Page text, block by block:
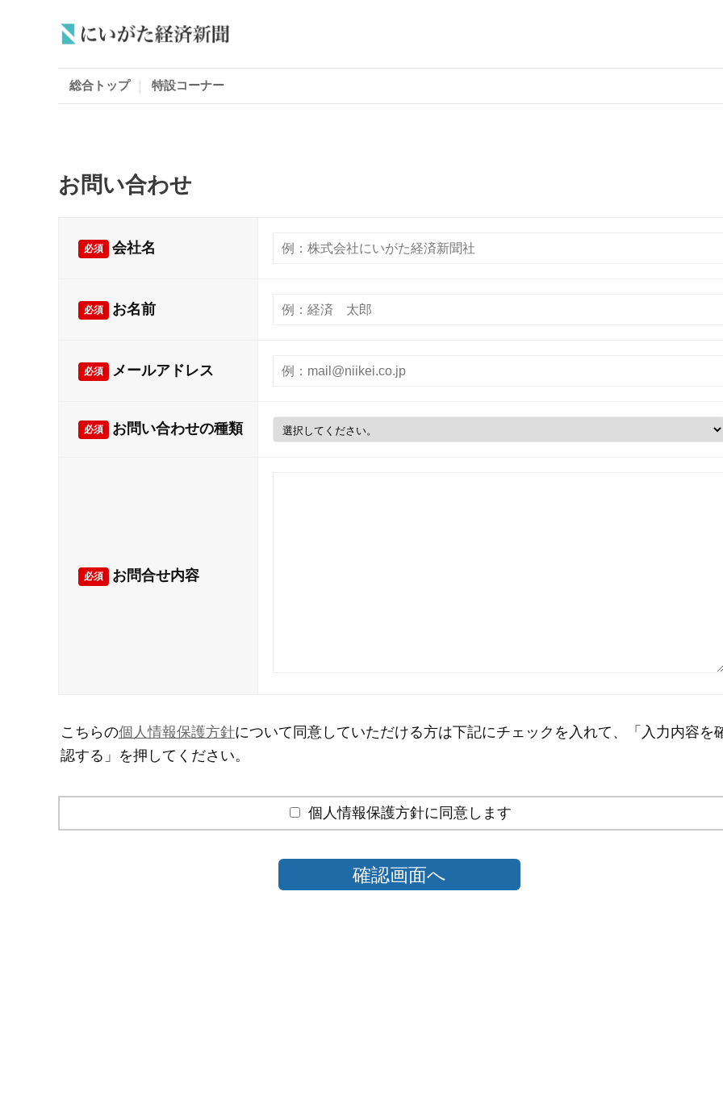
総合トップ 特設コーナー
お問い合わせ
必須 会社名
必須 お名前
必須 メールアドレス
必須 お問い合わせの種類
必須 お問合せ内容
こちらの個人情報保護方針について同意していただける方は下記にチェックを入れて、「入力内容を
認する」を押してください。
個人情報保護方針に同意します